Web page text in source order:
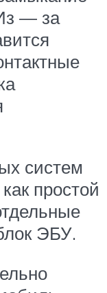
— за
систем
простой
ЭБУ.